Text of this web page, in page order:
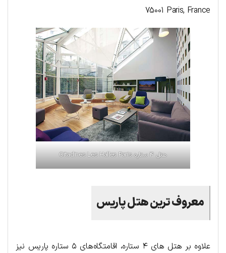
75001 Paris, France
هتل ۴ ستاره Citadines Les Halles Paris
معروف ترین هتل پاریس
علاوه بر هتل های ۴ ستاره، اقامتگاه‌های ۵ ستاره پاریس نیز